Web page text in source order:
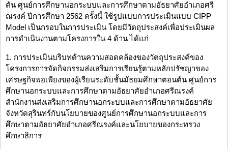
ต้น ศูนย์การศึกษานอกระบบและการศึกษาตามอัธยาศัยอำเภอศรี
ณรงค์ ปีการศึกษา 2562 ครั้งนี้ ใช้รูปแบบการประเมินแบบ CIPP
Model เป็นกรอบในการประเมิน โดยมีวัตถุประสงค์เพื่อประเมินผล
การดำเนินงานตามโครงการใน 4 ด้าน ได้แก่
1. การประเมินบริบทด้านความสอดคล้องของวัตถุประสงค์ของ
โครงการการจัดกิจกรรมส่งเสริมการเรียนรู้ตามหลักปรัชญาของ
เศรษฐกิจพอเพียงของผู้เรียนระดับชั้นมัธยมศึกษาตอนต้น ศูนย์การ
ศึกษานอกระบบและการศึกษาตามอัธยาศัยอำเภอศรีณรงค์
สำนักงานส่งเสริมการศึกษานอกระบบและการศึกษาตามอัธยาศัย
จังหวัดสุรินทร์กับนโยบายของศูนย์การศึกษานอกระบบและการ
ศึกษาตามอัธยาศัยอำเภอศรีณรงค์และนโยบายของกระทรวง
ศึกษาธิการ